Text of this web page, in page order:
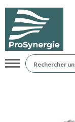
Navigation